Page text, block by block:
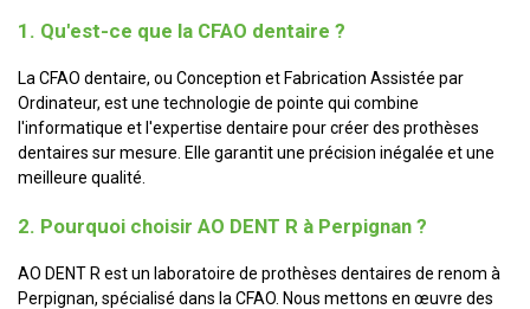
1. Qu'est-ce que la CFAO dentaire ?
La CFAO dentaire, ou Conception et Fabrication Assistée par
Ordinateur, est une technologie de pointe qui combine
l'informatique et l'expertise dentaire pour créer des prothèses
dentaires sur mesure. Elle garantit une précision inégalée et une
meilleure qualité.
2. Pourquoi choisir AO DENT R à Perpignan ?
AO DENT R est un laboratoire de prothèses dentaires de renom à
Perpignan, spécialisé dans la CFAO. Nous mettons en œuvre des